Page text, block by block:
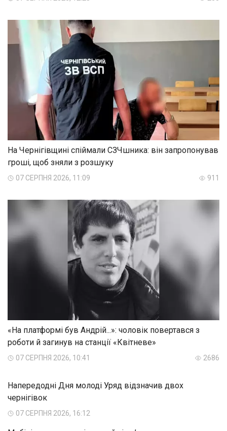
На Чернігівщині спіймали СЗЧшника: він запропонував
гроші, щоб зняли з розшуку
07 СЕРПНЯ 2026, 11:09 911
«На платформі був Андрій...»: чоловік повертався з
роботи й загинув на станції «Квітневе»
07 СЕРПНЯ 2026, 10:41 2686
Напередодні Дня молоді Уряд відзначив двох
чернігівок
07 СЕРПНЯ 2026, 16:12